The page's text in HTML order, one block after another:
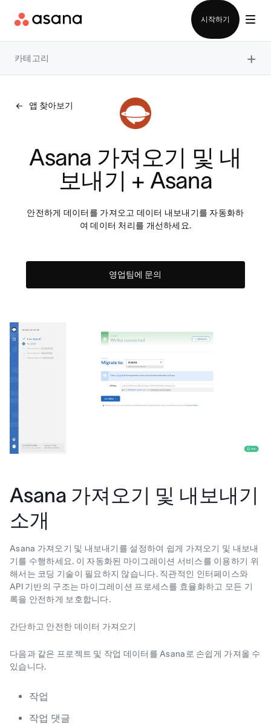
시작하기
카테고리 ×
앱 찾아보기
Asana 가져오기 및 내
보내기 + Asana
안전하게 데이터를 가져오고 데이터 내보내기를 자동화하
여 데이터 처리를 개선하세요.
영업팀에 문의
Asana 가져오기 및 내보내기
소개
Asana 가져오기 및 내보내기를 설정하여 쉽게 가져오기 및 내보내
기를 수행하세요. 이 자동화된 마이그레이션 서비스를 이용하기 위
해서는 코딩 기술이 필요하지 않습니다. 직관적인 인터페이스와
API 기반의 구조는 마이그레이션 프로세스를 효율화하고 모든 기
록을 안전하게 보호합니다.
간단하고 안전한 데이터 가져오기
다음과 같은 프로젝트 및 작업 데이터를 Asana로 손쉽게 가져올 수
있습니다.
작업
작업 댓글